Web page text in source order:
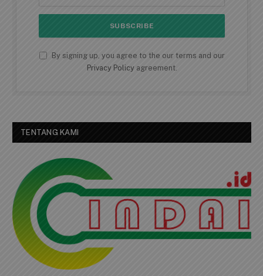
By signing up, you agree to the our terms and our
Privacy Policyagreement.
TENTANG KAMI